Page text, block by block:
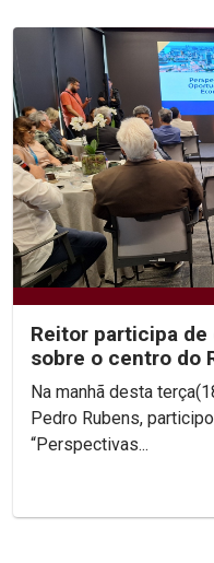
Reitor participa
sobre o centro do
Na manhã desta
Pedro Rubens,
“Perspectivas...